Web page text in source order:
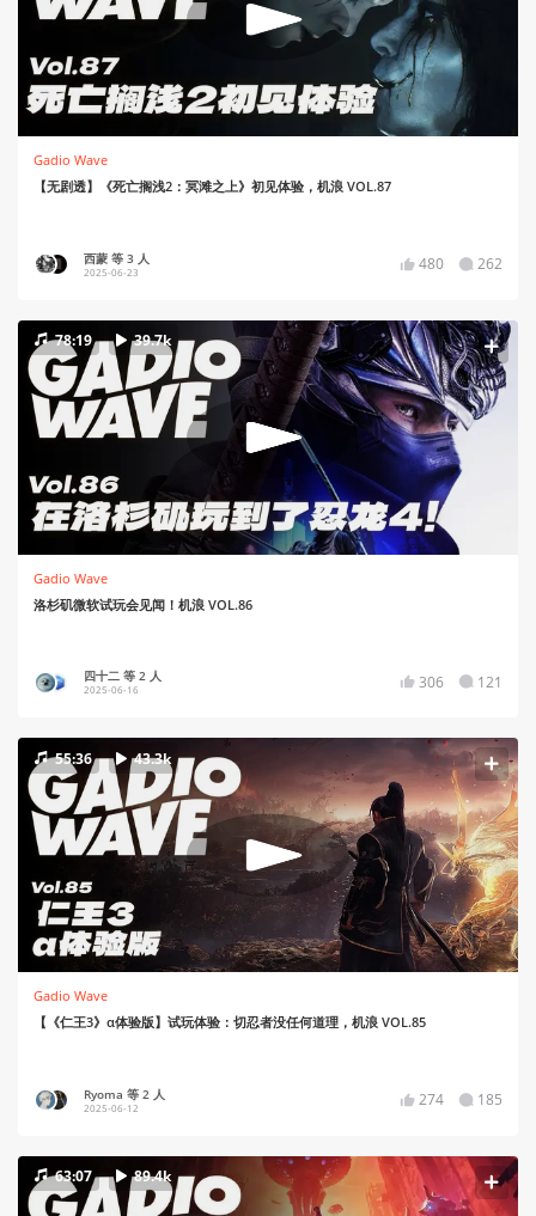
Gadio Wave
【无剧透】《死亡搁浅2：冥滩之上》初见体验，机浪 VOL.87
西蒙 等 3 人
2025-06-23 480 262
78:19 39.7k
Gadio Wave
洛杉矶微软试玩会见闻！机浪 VOL.86
四十二 等 2 人
2025-06-16 306 121
55:36 43.3k
Gadio Wave
【《仁王3》α体验版】试玩体验：切忍者没任何道理，机浪 VOL.85
Ryoma 等 2 人
2025-06-12 274 185
63:07 89.4k